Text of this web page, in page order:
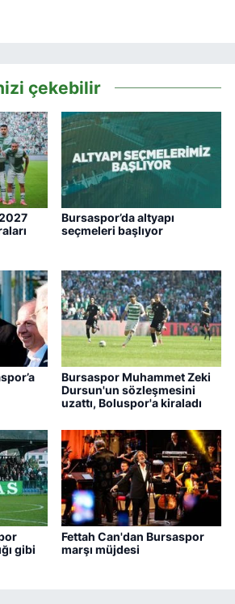
çekebilir
Bursaspor’da altyapı
seçmeleri başlıyor
Bursaspor Muhammet Zeki
Dursun'un sözleşmesini
uzattı, Boluspor'a kiraladı
gibi
Fettah Can'dan Bursaspor
marşı müjdesi